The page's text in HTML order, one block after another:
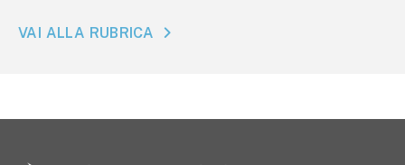
VAI ALLA RUBRICA